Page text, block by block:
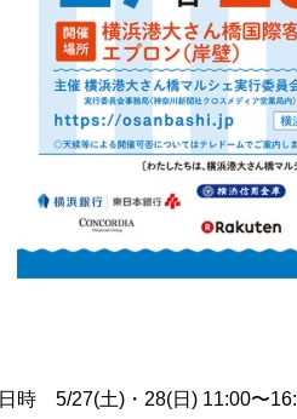
日時 5/27(土)・28(日) 11:00〜